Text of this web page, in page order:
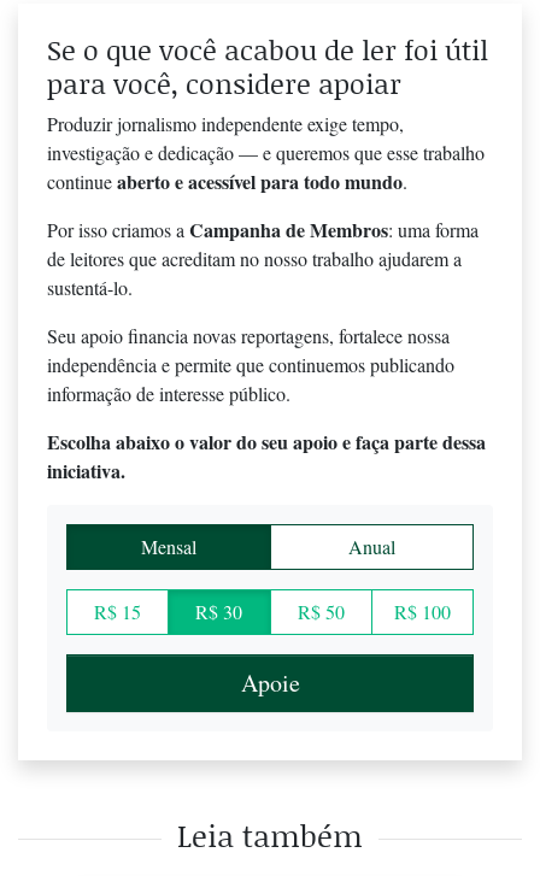
Se o que você acabou de ler foi útil
para você, considere apoiar
Produzir jornalismo independente exige tempo,
investigação e dedicação — e queremos que esse trabalho
continueaberto e acessível para todo mundo.
Por isso criamos a Campanha de Membros: uma forma
de leitores que acreditam no nosso trabalho ajudarem a
sustentá-lo.
Seu apoio financia novas reportagens, fortalece nossa
independência e permite que continuemos publicando
informação de interesse público.
Escolha abaixo o valor do seu apoio e faça parte dessa
iniciativa.
Mensal Anual
R$ 15 R$ 30 R$ 50 R$ 100
Apoie
Leia também